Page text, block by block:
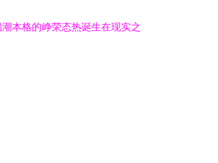
本格的峥荣态热诞生在现实之